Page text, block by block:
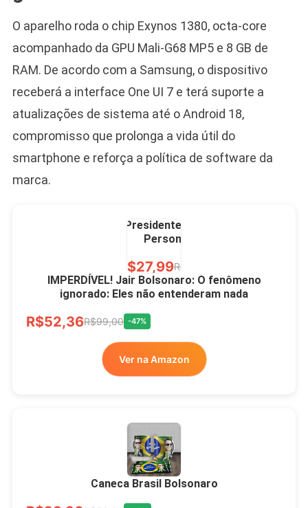
O aparelho roda o chip Exynos 1380, octa-core
acompanhado da GPU Mali-G68 MP5 e 8 GB de
RAM. De acordo com a Samsung, o dispositivo
receberá a interface One UI 7 e terá suporte a
atualizações de sistema até o Android 18,
compromisso que prolonga a vida útil do
smartphone e reforça a política de software da
marca.
R$60,00R$99,00 -39%
Ver no MERCADO
LIVRE
Presidente Porcelana
Personalizada
R$27,99R$49,00
Xícara Bolsonaro
Brasão Deus Acima De
Todos
R$33,00
IMPERDÍVEL! Jair Bolsonaro: O fenômeno
ignorado: Eles não entenderam nada
R$52,36R$99,00 -47%
Ver na Amazon
Caneca Brasil Bolsonaro